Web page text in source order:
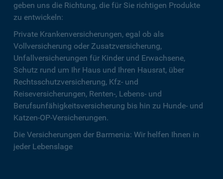
geben uns die Richtung, die für Sie richtigen Produkte
zu entwickeln:
Private Krankenversicherungen, egal ob als
Vollversicherung oder Zusatzversicherung,
Unfallversicherungen für Kinder und Erwachsene,
Schutz rund um Ihr Haus und Ihren Hausrat, über
Rechtsschutzversicherung, Kfz- und
Reiseversicherungen, Renten-, Lebens- und
Berufsunfähigkeitsversicherung bis hin zu Hunde- und
Katzen-OP-Versicherungen.
Die Versicherungen der Barmenia: Wir helfen Ihnen in
jeder Lebenslage